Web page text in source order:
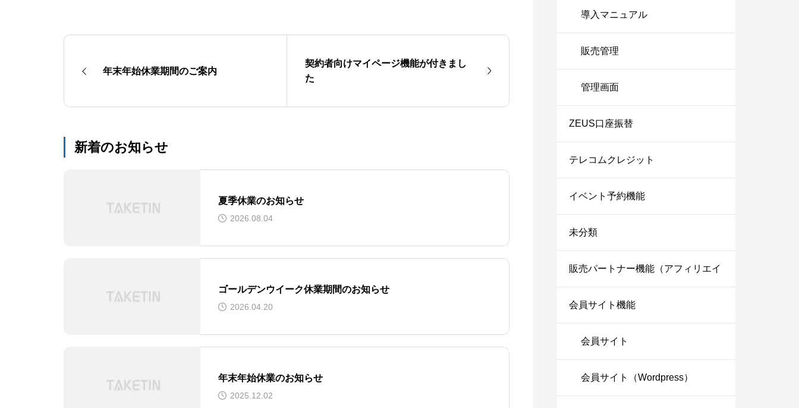
年末年始休業期間のご案内
契約者向けマイページ機能が付きまし
た
新着のお知らせ
夏季休業のお知らせ
2026.08.04
ゴールデンウイーク休業期間のお知らせ
2026.04.20
年末年始休業のお知らせ
2025.12.02
導入マニュアル
販売管理
管理画面
ZEUS口座振替
テレコムクレジット
イベント予約機能
未分類
販売パートナー機能（アフィリエイ
ト）
会員サイト機能
会員サイト
会員サイト（Wordpress）